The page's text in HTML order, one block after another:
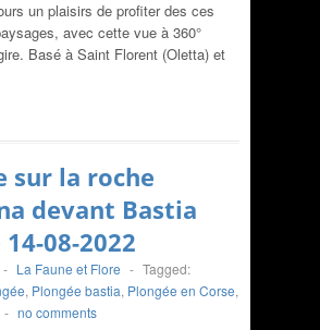
un plaisirs de profiter des ces
avec cette vue à 360°
Basé à Saint Florent (Oletta) et
sur la roche
devant Bastia
08-2022
- La Faune et Flore - Tagged:
, Plongée bastia, Plongée en Corse,
- no comments